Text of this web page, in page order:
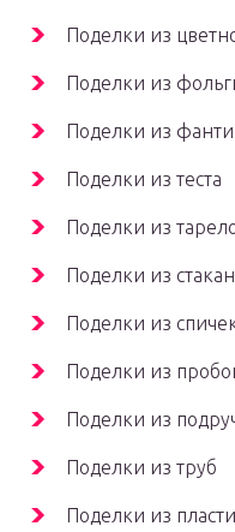
Поделки из
Поделки из
Поделки из
Поделки из теста
Поделки из
Поделки из
Поделки из
Поделки из
Поделки из
Поделки из труб
Поделки из